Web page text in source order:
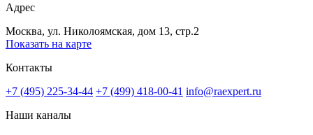
Адрес
Москва, ул. Николоямская, дом 13, стр.2
Показать на карте
Контакты
+7 (495) 225-34-44 +7 (499) 418-00-41 info@raexpert.ru
Наши каналы